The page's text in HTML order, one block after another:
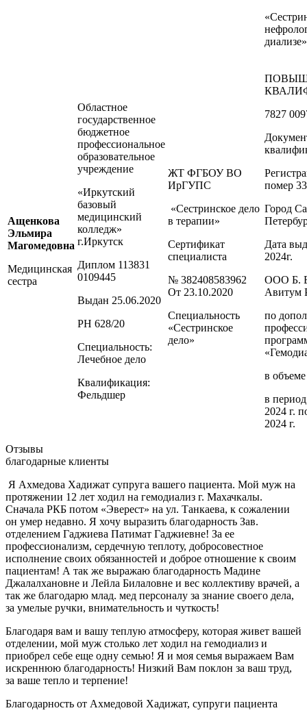
диализе»
Ащенкова
Эльмира
Магомедовна
Медицинская
сестра
Областное
государственное
бюджетное
профессиональное
образовательное
учреждение
«Иркутский
базовый
медицинский
колледж»
г.Иркутск
Диплом 113831
0109445
Выдан 25.06.2020
РН 628/20
Специальность:
Лечебное дело
Квалификация:
Фельдшер
ЖТ ФГБОУ ВО
ИрГУПС
«Сестринское дело
в терапии»
Сертификат
специалиста
№ 382408583962
От 23.10.2020
Специальность
«Сестринское
дело»
7827
помер
Город
Дата
2024г.
ООО Б.
Авитум
по
в
в
2024 г.
2024 г.
Отзывы
благодарные клиенты
Я Ахмедова Хадижат супруга вашего пациента. Мой муж на
протяжении 12 лет ходил на гемодиализ г. Махачкалы.
Сначала РКБ потом «Эверест» на ул. Танкаева, к сожалении
он умер недавно. Я хочу выразить благодарность Зав.
отделением Гаджиева Патимат Гаджиевне! За ее
профессионализм, сердечную теплоту, добросовестное
исполнение своих обязанностей и доброе отношение к своим
пациентам! А так же выражаю благодарность Мадине
Джалалхановне и Лейла Билаловне и вес коллективу врачей, а
так же благодарю млад. мед персоналу за знание своего дела,
за умелые ручки, внимательность и чуткость!
Благодаря вам и вашу теплую атмосферу, которая живет вашей
отделении, мой муж столько лет ходил на гемодиализ и
приобрел себе еще одну семью! Я и моя семья выражаем Вам
искреннюю благодарность! Низкий Вам поклон за ваш труд,
за ваше тепло и терпение!
Благодарность от Ахмедовой Хадижат, супруги пациента